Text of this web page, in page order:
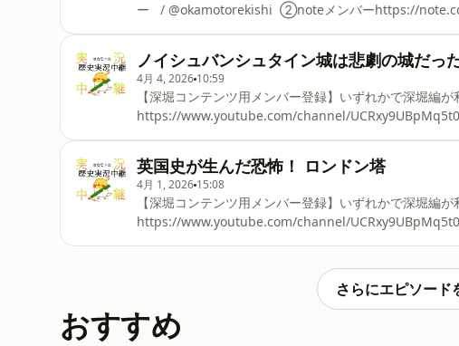
ー / @okamotorekishi ②noteメンバーhttps://
国 • 神聖ローマ帝国 ■南北戦争 • 南北戦争 ■ざっ
代メソポタミア史 ■ざっくりロシア史 • ざっくりロ
チ・ドイツ ■モンゴル帝国 • モンゴル帝国 ■サピエ
ズ • 一話完結シリーズ ■宗教改革 • 宗教改革 ■ヨコ
ノイシュバンシュタイン城は悲劇の城だっ
4月 4, 2026 10:59
【深堀コンテンツ用メンバー登録】いずれかで深堀
https://www.youtube.com/channel/
https://www.youtube.com/
https://www.youtube.com/
https://www.youtube.com/
英国史が生んだ恐怖！ ロンドン塔
4月 1, 2026 15:08
【深堀コンテンツ用メンバー登録】いずれかで深堀
https://www.youtube.com/channel/
https://www.youtube.com/
https://www.youtube.com/
さらにエピソード
おすすめ